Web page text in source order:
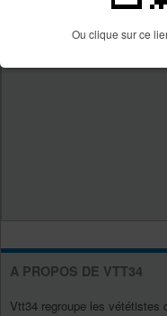
Ou clique sur ce
A PROPOS DE VTT34
Vtt34 regroupe les vététistes